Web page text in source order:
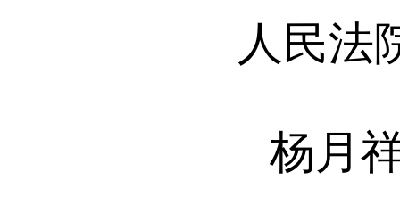
人民法
杨月